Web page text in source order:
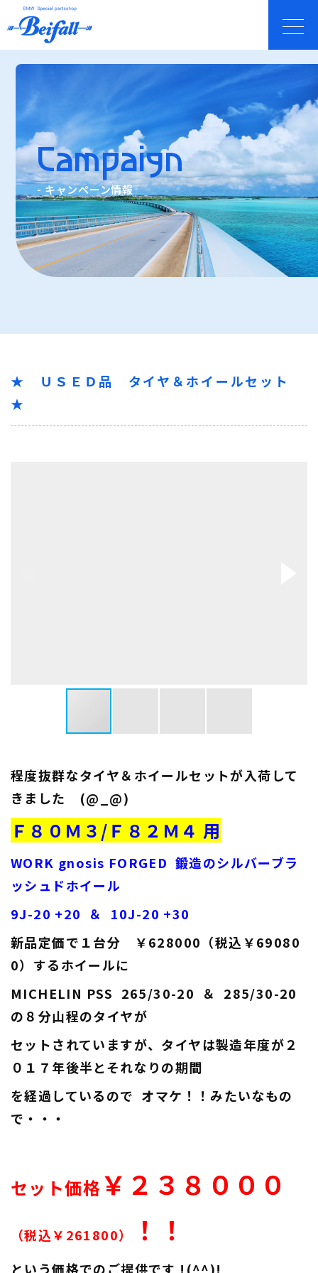
Campaign
- キャンペーン情報
★ ＵＳＥＤ品 タイヤ＆ホイールセット
★
程度抜群なタイヤ＆ホイールセットが入荷して
きました (@_@)
Ｆ８０Ｍ３/Ｆ８２Ｍ４ 用
WORK gnosis FORGED 鍛造のシルバーブラ
ッシュドホイール
9J-20 +20 ＆ 10J-20 +30
新品定価で１台分 ￥628000（税込￥69080
0）するホイールに
MICHELIN PSS 265/30-20 ＆ 285/30-20
の８分山程のタイヤが
セットされていますが、タイヤは製造年度が２
０１７年後半とそれなりの期間
を経過しているので オマケ！！みたいなもの
で・・・
セット価格 ￥２３８０００
（税込￥261800） ！！
という価格でのご提供です !(^^)!